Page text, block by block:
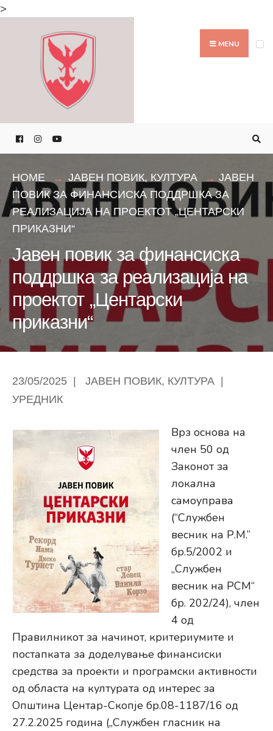
>
MENU
HOME ЈАВЕН ПОВИК, КУЛТУРА
ЈАВЕН
ПОВИК ЗА ФИНАНСИСКА ПОДДРШКА ЗА
РЕАЛИЗАЦИЈА НА ПРОЕКТОТ „ЦЕНТАРСКИ
ПРИКАЗНИ“
Јавен повик за финансиска
поддршка за реализација на
проектот „Центарски
приказни“
23/05/2025 ЈАВЕН ПОВИК, КУЛТУРА
УРЕДНИК
Врз основа на
член 50 од
Законот за
локална
самоуправа
(“Службен
весник на Р.М.”
бр.5/2002 и
„Службен
весник на РСМ“
бр. 202/24), член
4 од
Правилникот за начинот, критериумите и
постапката за доделување финансиски
средства за проекти и програмски активности
од областа на културата од интерес за
Општина Центар-Скопје бр.08-1187/16 од
27.2.2025 година („Службен гласник на